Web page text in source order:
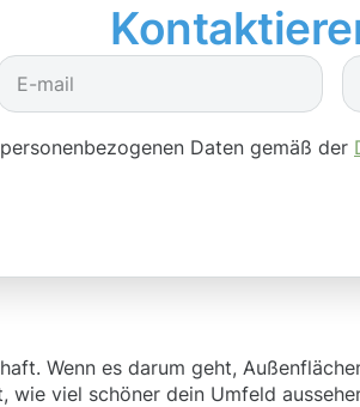
Daten gemäß der
Wenn es darum geht,
viel schöner dein Umfeld